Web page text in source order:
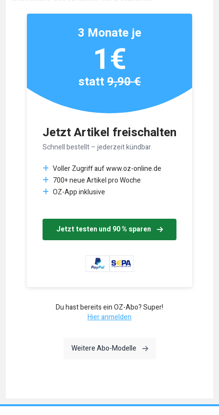
Jetzt Artikel freischalten
Schnell bestellt – jederzeit kündbar.
Voller Zugriff auf www.oz-online.de
700+ neue Artikel pro Woche
OZ-App inklusive
Jetzt testen und 90 % sparen
3 Monate je
1€
statt9,90 €
Du hast bereits ein OZ-Abo? Super!
Hier anmelden
Weitere Abo-Modelle